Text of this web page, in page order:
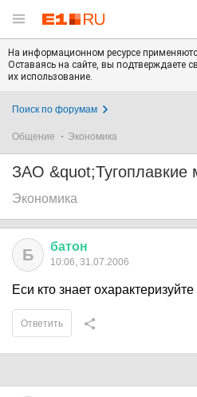
На информационном ресурсе
Оставаясь на сайте, вы подтверждаете
их использование.
Поиск по форумам
Общение Экономика
ЗАО &quot;Тугоплавкие
Экономика
Б батон
10:06, 31.07.2006
Еси кто знает
Ответить